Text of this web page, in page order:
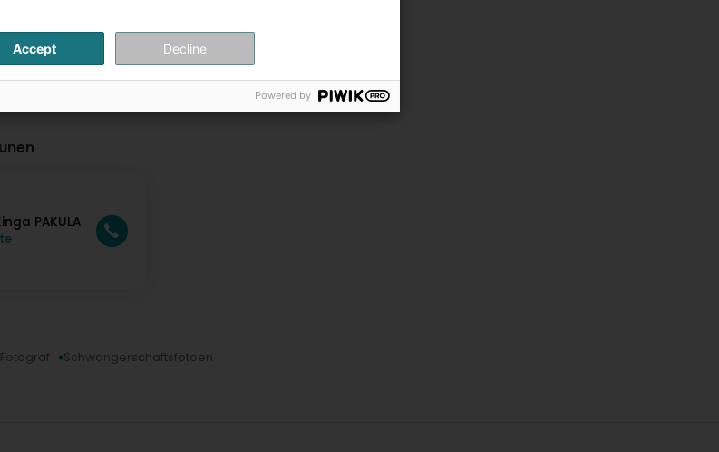
PAKULA
Schwangerschaftsfotoen
Accept Decline
Powered by